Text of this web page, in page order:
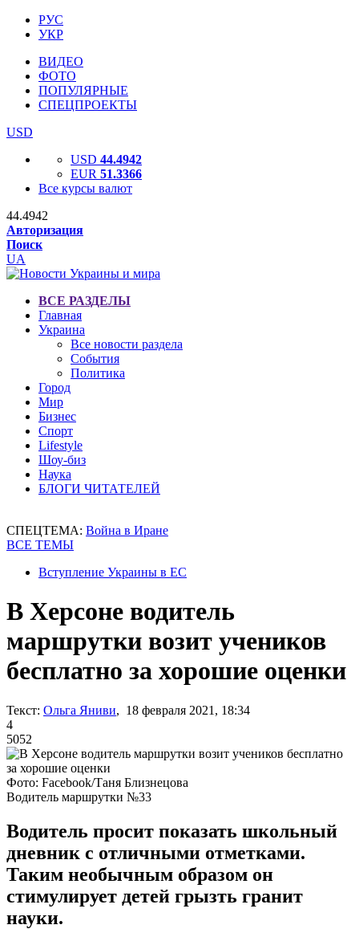
РУС
УКР
ВИДЕО
ФОТО
ПОПУЛЯРНЫЕ
СПЕЦПРОЕКТЫ
USD
USD 44.4942
EUR 51.3366
Все курсы валют
44.4942
Авторизация
Поиск
UA
ВСЕ РАЗДЕЛЫ
Главная
Украина
Все новости раздела
События
Политика
Город
Мир
Бизнес
Спорт
Lifestyle
Шоу-биз
Наука
БЛОГИ ЧИТАТЕЛЕЙ
СПЕЦТЕМА: Война в Иране
ВСЕ ТЕМЫ
Вступление Украины в ЕС
В Херсоне водитель
маршрутки возит учеников
бесплатно за хорошие оценки
Текст: Ольга Яниви, 18 февраля 2021, 18:34
4
5052
Фото: Facebook/Таня Близнецова
Водитель маршрутки №33
Водитель просит показать школьный
дневник с отличными отметками.
Таким необычным образом он
стимулирует детей грызть гранит
науки.